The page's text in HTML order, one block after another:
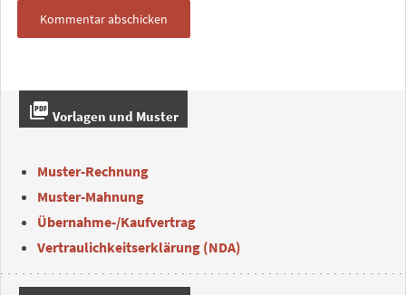
picture_as_pdf Vorlagen und Muster
Muster-Rechnung
Muster-Mahnung
Übernahme-/Kaufvertrag
Vertraulichkeitserklärung (NDA)